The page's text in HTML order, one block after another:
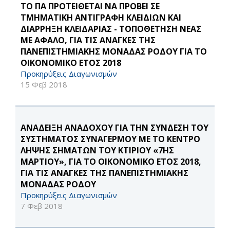
TO ΠΑ ΠΡΟΤΕΙΘΕΤΑΙ ΝΑ ΠΡΟΒΕΙ ΣΕ
ΤΜΗΜΑΤΙΚΗ ΑΝΤΙΓΡΑΦΗ ΚΛΕΙΔΙΩΝ ΚΑΙ
ΔΙΑΡΡΗΞΗ ΚΛΕΙΔΑΡΙΑΣ - ΤΟΠΟΘΕΤΗΣΗ ΝΕΑΣ
ΜΕ ΑΦΑΛΟ, ΓΙΑ ΤΙΣ ΑΝΑΓΚΕΣ ΤΗΣ
ΠΑΝΕΠΙΣΤΗΜΙΑΚΗΣ ΜΟΝΑΔΑΣ ΡΟΔΟΥ ΓΙΑ ΤΟ
ΟΙΚΟΝΟΜΙΚΟ ΕΤΟΣ 2018
Προκηρύξεις Διαγωνισμών
15 Φεβ 2018
ΑΝΑΔΕΙΞΗ ΑΝΑΔΟΧΟΥ ΓΙΑ ΤΗΝ ΣΥΝΔΕΣΗ ΤΟΥ
ΣΥΣΤΗΜΑΤΟΣ ΣΥΝΑΓΕΡΜΟΥ ΜΕ ΤΟ ΚΕΝΤΡΟ
ΛΗΨΗΣ ΣΗΜΑΤΩΝ ΤΟΥ ΚΤΙΡΙΟΥ «7ΗΣ
ΜΑΡΤΙΟΥ», ΓΙΑ ΤΟ ΟΙΚΟΝΟΜΙΚΟ ΕΤΟΣ 2018,
ΓΙΑ ΤΙΣ ΑΝΑΓΚΕΣ ΤΗΣ ΠΑΝΕΠΙΣΤΗΜΙΑΚΗΣ
ΜΟΝΑΔΑΣ ΡΟΔΟΥ
Προκηρύξεις Διαγωνισμών
7 Φεβ 2018